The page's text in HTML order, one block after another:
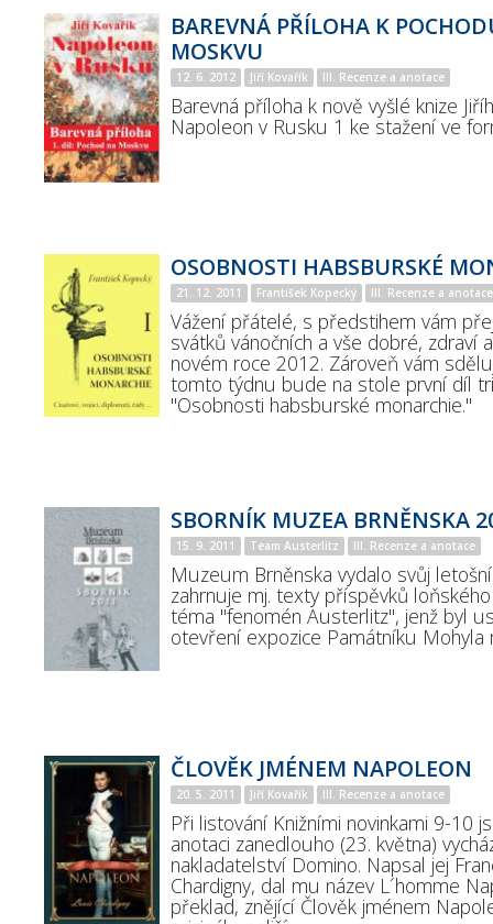
BAREVNÁ PŘÍLOHA K
MOSKVU
12. 6. 2012 Jiří Kovařík III. Recenze a anotace
Barevná příloha k nově vyšlé knize
Napoleon v Rusku 1 ke stažení ve
OSOBNOSTI HABSBURSKÉ
21. 12. 2011 František Kopecký III. Recenze a anotace
Vážení přátelé, s předstihem vám
svátků vánočních a vše dobré, zdraví
novém roce 2012. Zároveň vám
tomto týdnu bude na stole první díl
"Osobnosti habsburské monarchie."
SBORNÍK MUZEA BRNĚNSKA
15. 9. 2011 Team Austerlitz III. Recenze a anotace
Muzeum Brněnska vydalo svůj
zahrnuje mj. texty příspěvků
téma "fenomén Austerlitz", jenž byl
otevření expozice Památníku Mohyla
ČLOVĚK JMÉNEM NAPOLEON
20. 5. 2011 Jiří Kovařík III. Recenze a anotace
Při listování Knižními novinkami 9-10
anotaci zanedlouho (23. května)
nakladatelství Domino. Napsal jej
Chardigny, dal mu název L´homme
překlad, znějící Člověk jménem